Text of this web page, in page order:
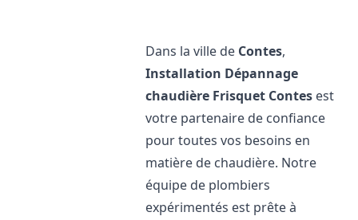
Dans la ville de Contes,
Installation Dépannage
chaudière Frisquet Contes est
votre partenaire de confiance
pour toutes vos besoins en
matière de chaudière. Notre
équipe de plombiers
expérimentés est prête à